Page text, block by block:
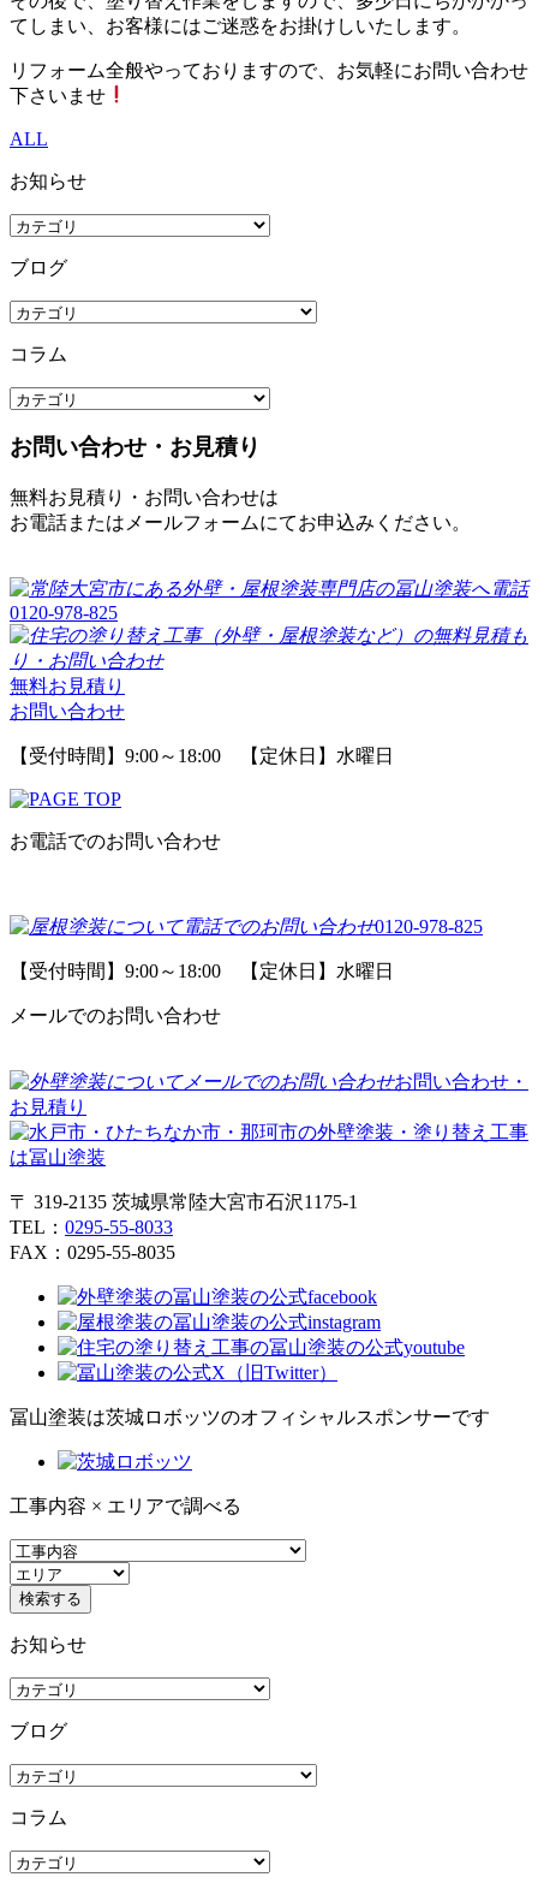
てしまい、お客様にはご迷惑をお掛けしいたします。
リフォーム全般やっておりますので、お気軽にお問い合わせ
下さいませ
ALL
お知らせ
ブログ
コラム
お問い合わせ・お見積り
無料お見積り・お問い合わせは
お電話またはメールフォームにてお申込みください。
0120-978-825
無料お見積り
お問い合わせ
【受付時間】9:00～18:00 【定休日】水曜日
お電話でのお問い合わせ
0120-978-825
【受付時間】9:00～18:00 【定休日】水曜日
メールでのお問い合わせ
お問い合わせ・
お見積り
〒 319-2135 茨城県常陸大宮市石沢1175-1
TEL： 0295-55-8033
FAX：0295-55-8035
冨山塗装は茨城ロボッツのオフィシャルスポンサーです
工事内容 × エリアで調べる
お知らせ
ブログ
コラム